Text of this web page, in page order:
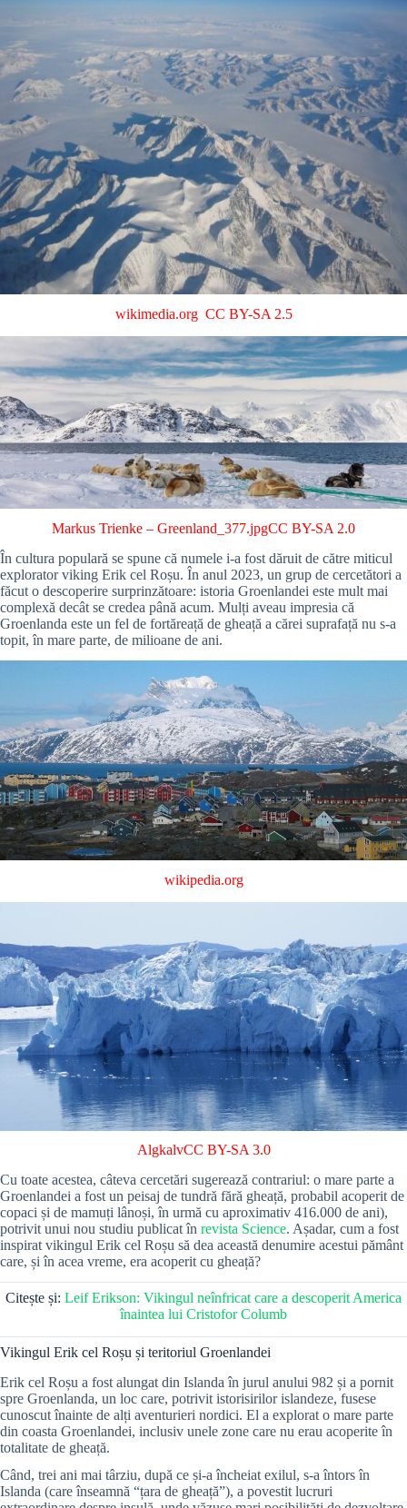
wikimedia.org CC BY-SA 2.5
Markus Trienke – Greenland_377.jpgCC BY-SA 2.0
În cultura populară se spune că numele i-a fost dăruit de către miticul
explorator viking Erik cel Roșu. În anul 2023, un grup de cercetători a
făcut o descoperire surprinzătoare: istoria Groenlandei este mult mai
complexă decât se credea până acum. Mulți aveau impresia că
Groenlanda este un fel de fortăreață de gheață a cărei suprafață nu s-a
topit, în mare parte, de milioane de ani.
wikipedia.org
AlgkalvCC BY-SA 3.0
Cu toate acestea, câteva cercetări sugerează contrariul: o mare parte a
Groenlandei a fost un peisaj de tundră fără gheață, probabil acoperit de
copaci și de mamuți lânoși, în urmă cu aproximativ 416.000 de ani),
potrivit unui nou studiu publicat în revista Science. Așadar, cum a fost
inspirat vikingul Erik cel Roșu să dea această denumire acestui pământ
care, și în acea vreme, era acoperit cu gheață?
Citește și: Leif Erikson: Vikingul neînfricat care a descoperit America
înaintea lui Cristofor Columb
Vikingul Erik cel Roșu și teritoriul Groenlandei
Erik cel Roșu a fost alungat din Islanda în jurul anului 982 și a pornit
spre Groenlanda, un loc care, potrivit istorisirilor islandeze, fusese
cunoscut înainte de alți aventurieri nordici. El a explorat o mare parte
din coasta Groenlandei, inclusiv unele zone care nu erau acoperite în
totalitate de gheață.
Când, trei ani mai târziu, după ce și-a încheiat exilul, s-a întors în
Islanda (care înseamnă “țara de gheață”), a povestit lucruri